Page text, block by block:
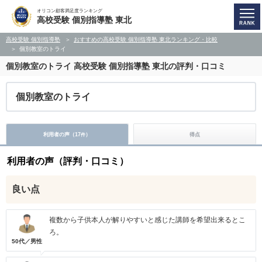
オリコン顧客満足度ランキング
高校受験 個別指導塾 東北
高校受験 個別指導塾
おすすめの高校受験 個別指導塾 東北ランキング・比較
個別教室のトライ
個別教室のトライ 高校受験 個別指導塾 東北の評判・口コミ
個別教室のトライ
利用者の声（17件） 得点
利用者の声（評判・口コミ）
良い点
50代／男性
複数から子供本人が解りやすいと感じた講師を希望出来るとこ
ろ。